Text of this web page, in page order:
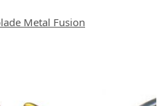
Metal Fusion